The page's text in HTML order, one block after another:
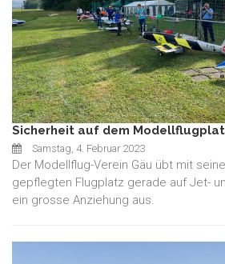
Sicherheit auf dem
Samstag, 4. Februar 2023
Der Modellflug-Verein Gäu übt mit
gepflegten Flugplatz gerade auf Jet-
ein grosse Anziehung aus.